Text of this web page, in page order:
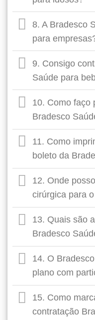
8. A Bradesco
para
9. Consigo
Saúde para
10. Como faço
Bradesco
11. Como
boleto da
12. Onde
cirúrgica para
13. Quais são
Bradesco
14. O
plano com
15. Como
contratação